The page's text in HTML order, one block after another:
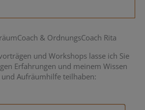
& OrdnungsCoach Rita
und Workshops lasse ich Sie
Erfahrungen und meinem Wissen
Aufräumhilfe teilhaben: